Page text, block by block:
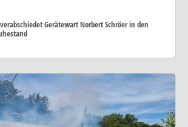
Gerätewart Norbert Schröer in den